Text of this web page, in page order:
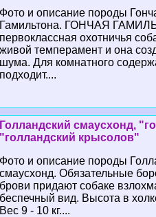
Фото и описание породы
Гамильтона. ГОНЧАЯ
первоклассная охотничья
живой темперамент и она
шума. Для комнатного
подходит....
Голландский смаусхонд,
"голландский крысолов"
Фото и описание породы
смаусхонд. Обязательные
брови придают собаке
беспечный вид. Высота в
Вес 9 - 10 кг....